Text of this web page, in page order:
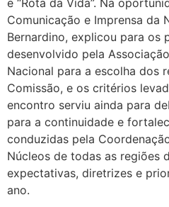
e “Rota da Vida”. Na
Comunicação e Imprensa da
Bernardino, explicou para os
desenvolvido pela
Nacional para a escolha dos
Comissão, e os critérios
encontro serviu ainda para
para a continuidade e
conduzidas pela
Núcleos de todas as regiões
expectativas, diretrizes e
ano.